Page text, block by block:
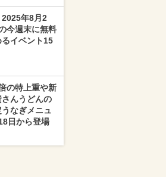
2025年8月2
今週末に無料
イベント15
の特上重や新
んうどんの
なぎメニュ
日から登場